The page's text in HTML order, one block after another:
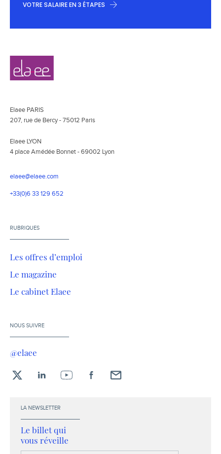
VOTRE SALAIRE EN 3 ÉTAPES
Navigation
secondaire
Elaee
Elaee PARIS
207, rue de Bercy - 75012 Paris
Elaee LYON
4 place Amédée Bonnet - 69002 Lyon
elaee@elaee.com
+33(0)6 33 129 652
RUBRIQUES
Les offres d’emploi
Le magazine
Le cabinet Elaee
NOUS SUIVRE
@elaee
LA NEWSLETTER
Le billet qui
vous réveille